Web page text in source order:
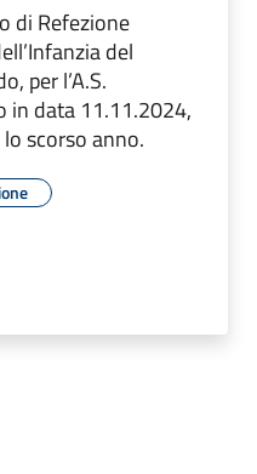
di Refezione
del
per l’A.S.
in data 11.11.2024,
scorso anno.